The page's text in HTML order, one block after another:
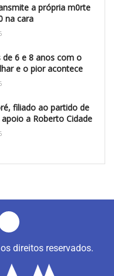
a própria m0rte
na cara
de 6 e 8 anos com o
e o pior acontece
filiado ao partido de
a Roberto Cidade
direitos reservados.